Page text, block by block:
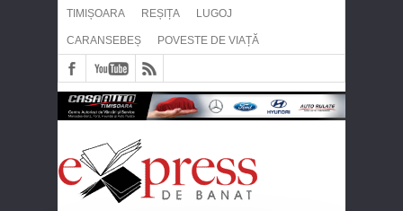
TIMIȘOARA REȘIȚA LUGOJ
CARANSEBEȘ POVESTE DE VIAȚĂ